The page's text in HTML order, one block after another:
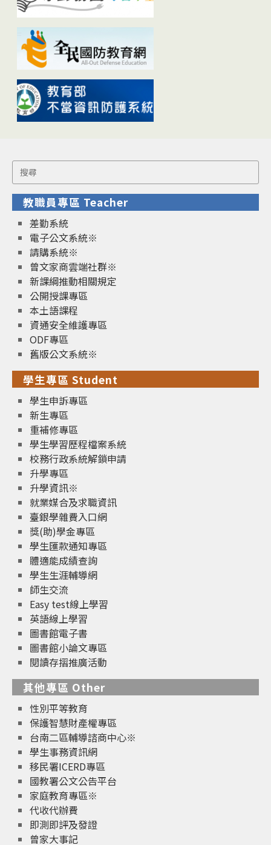
Search
for:
教職員專區 Teacher
差勤系統
電子公文系統※
請購系統※
曾文家商雲端社群※
新課綱推動相關規定
公開授課專區
本土語課程
資通安全維護專區
ODF專區
舊版公文系統※
學生專區 Student
學生申訴專區
新生專區
重補修專區
學生學習歷程檔案系統
校務行政系統解鎖申請
升學專區
升學資訊※
就業媒合及求職資訊
臺銀學雜費入口網
獎(助)學金專區
學生匯款通知專區
體適能成績查詢
學生生涯輔導網
師生交流
Easy test線上學習
英語線上學習
圖書館電子書
圖書館小論文專區
閱讀存摺推廣活動
其他專區 Other
性別平等教育
保護智慧財產權專區
台南二區輔導諮商中心※
學生事務資訊網
移民署ICERD專區
國教署公文公告平台
家庭教育專區※
代收代辦費
即測即評及發證
曾家大事記